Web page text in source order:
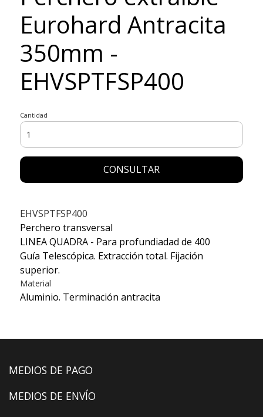
Eurohard Antracita
350mm -
EHVSPTFSP400
Cantidad
CONSULTAR
EHVSPTFSP400
Perchero transversal
LINEA QUADRA - Para profundiadad de 400
Guía Telescópica. Extracción total. Fijación
superior.
Material
Aluminio. Terminación antracita
MEDIOS DE PAGO
MEDIOS DE ENVÍO